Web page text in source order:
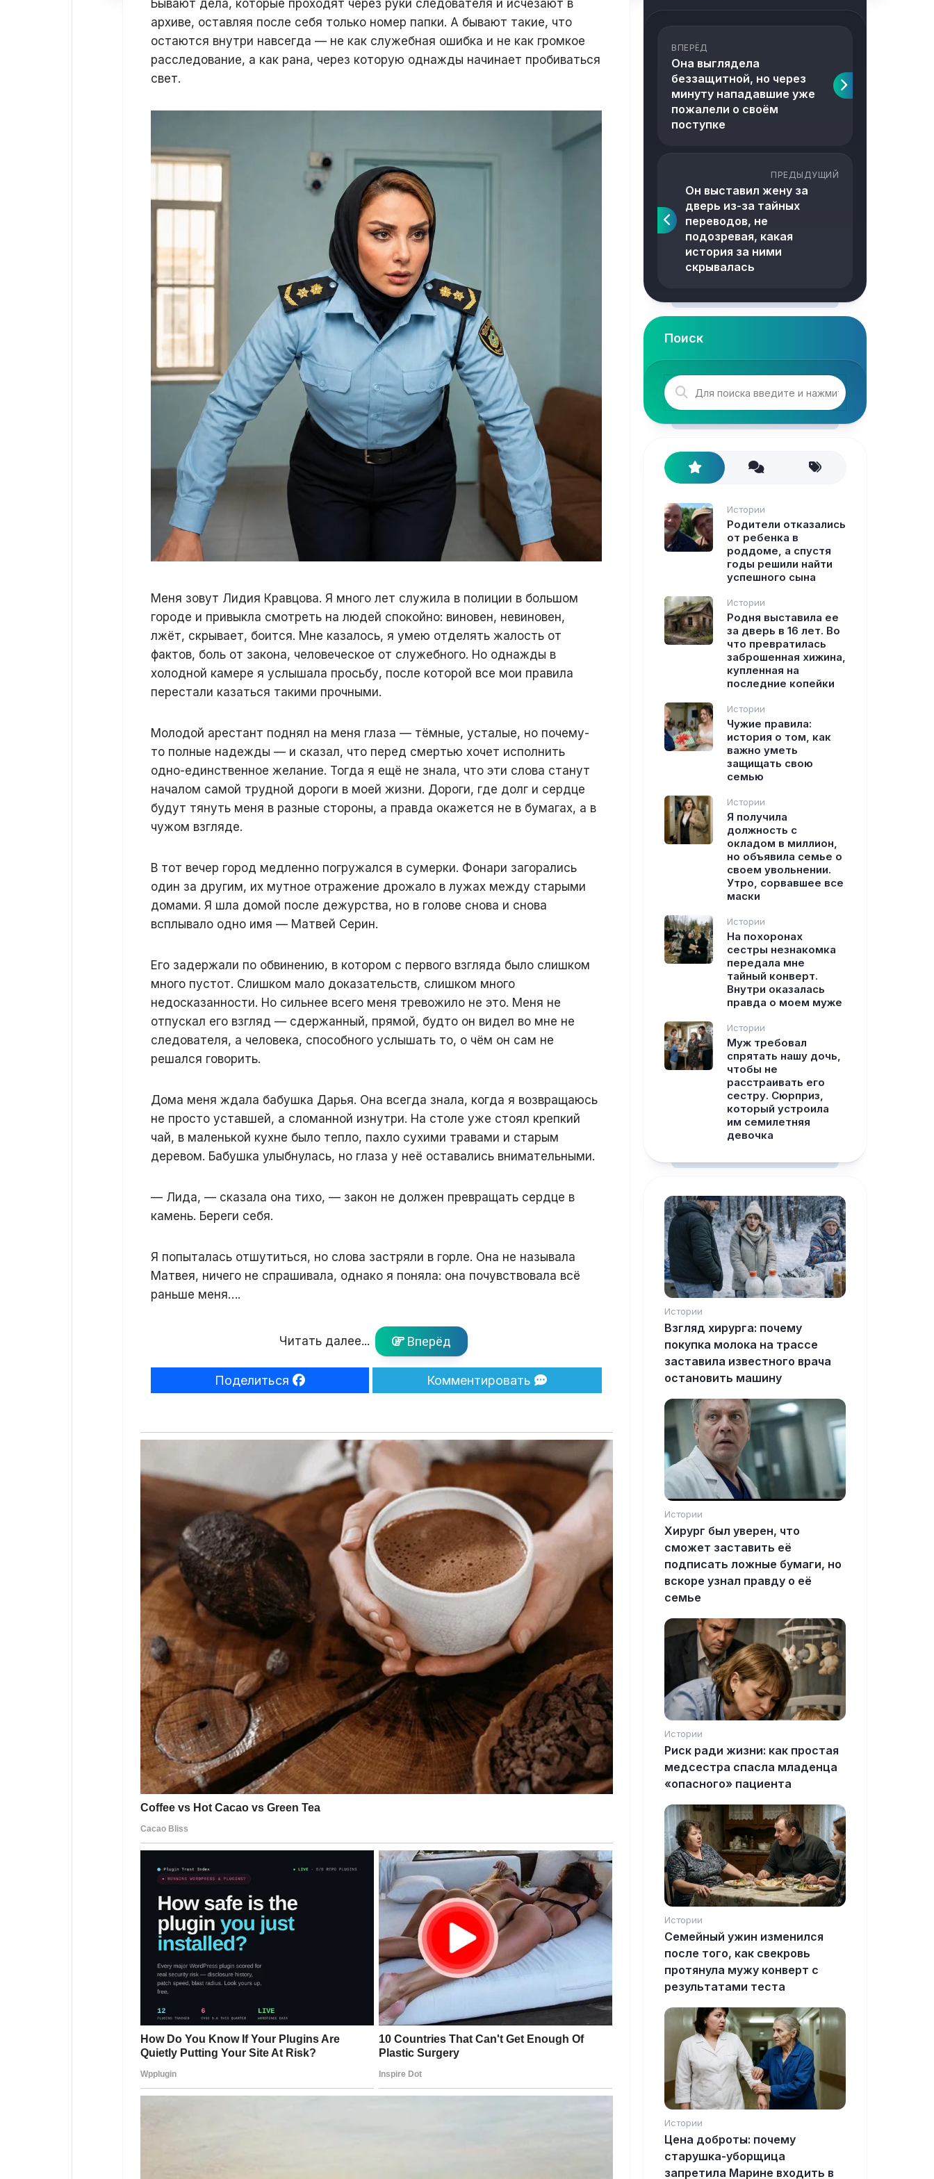
Бывают дела, которые проходят через руки следователя и исчезают в
архиве, оставляя после себя только номер папки. А бывают такие, что
остаются внутри навсегда — не как служебная ошибка и не как громкое
расследование, а как рана, через которую однажды начинает пробиваться
свет.
Меня зовут Лидия Кравцова. Я много лет служила в полиции в большом
городе и привыкла смотреть на людей спокойно: виновен, невиновен,
лжёт, скрывает, боится. Мне казалось, я умею отделять жалость от
фактов, боль от закона, человеческое от служебного. Но однажды в
холодной камере я услышала просьбу, после которой все мои правила
перестали казаться такими прочными.
Молодой арестант поднял на меня глаза — тёмные, усталые, но почему-
то полные надежды — и сказал, что перед смертью хочет исполнить
одно-единственное желание. Тогда я ещё не знала, что эти слова станут
началом самой трудной дороги в моей жизни. Дороги, где долг и сердце
будут тянуть меня в разные стороны, а правда окажется не в бумагах, а в
чужом взгляде.
В тот вечер город медленно погружался в сумерки. Фонари загорались
один за другим, их мутное отражение дрожало в лужах между старыми
домами. Я шла домой после дежурства, но в голове снова и снова
всплывало одно имя — Матвей Серин.
Его задержали по обвинению, в котором с первого взгляда было слишком
много пустот. Слишком мало доказательств, слишком много
недосказанности. Но сильнее всего меня тревожило не это. Меня не
отпускал его взгляд — сдержанный, прямой, будто он видел во мне не
следователя, а человека, способного услышать то, о чём он сам не
решался говорить.
Дома меня ждала бабушка Дарья. Она всегда знала, когда я возвращаюсь
не просто уставшей, а сломанной изнутри. На столе уже стоял крепкий
чай, в маленькой кухне было тепло, пахло сухими травами и старым
деревом. Бабушка улыбнулась, но глаза у неё оставались внимательными.
— Лида, — сказала она тихо, — закон не должен превращать сердце в
камень. Береги себя.
Я попыталась отшутиться, но слова застряли в горле. Она не называла
Матвея, ничего не спрашивала, однако я поняла: она почувствовала всё
раньше меня….
Читать далее... Вперёд
Поделиться Комментировать
ВПЕРЁД
Она выглядела
беззащитной, но через
минуту нападавшие уже
пожалели о своём
поступке
ПРЕДЫДУЩИЙ
Он выставил жену за
дверь из-за тайных
переводов, не
подозревая, какая
история за ними
скрывалась
Поиск
Истории
Родители отказались
от ребенка в
роддоме, а спустя
годы решили найти
успешного сына
Истории
Родня выставила ее
за дверь в 16 лет. Во
что превратилась
заброшенная хижина,
купленная на
последние копейки
Истории
Чужие правила:
история о том, как
важно уметь
защищать свою
семью
Истории
Я получила
должность с
окладом в миллион,
но объявила семье о
своем увольнении.
Утро, сорвавшее все
маски
Истории
На похоронах
сестры незнакомка
передала мне
тайный конверт.
Внутри оказалась
правда о моем муже
Истории
Муж требовал
спрятать нашу дочь,
чтобы не
расстраивать его
сестру. Сюрприз,
который устроила
им семилетняя
девочка
Истории
Взгляд хирурга: почему
покупка молока на трассе
заставила известного врача
остановить машину
Истории
Хирург был уверен, что
сможет заставить её
подписать ложные бумаги, но
вскоре узнал правду о её
семье
Истории
Риск ради жизни: как простая
медсестра спасла младенца
«опасного» пациента
Истории
Семейный ужин изменился
после того, как свекровь
протянула мужу конверт с
результатами теста
Истории
Цена доброты: почему
старушка-уборщица
запретила Марине входить в